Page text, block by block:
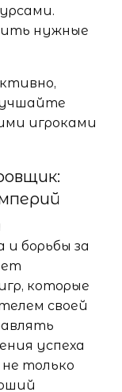
нужные
игроками
борьбы за
которые
своей
успеха
только